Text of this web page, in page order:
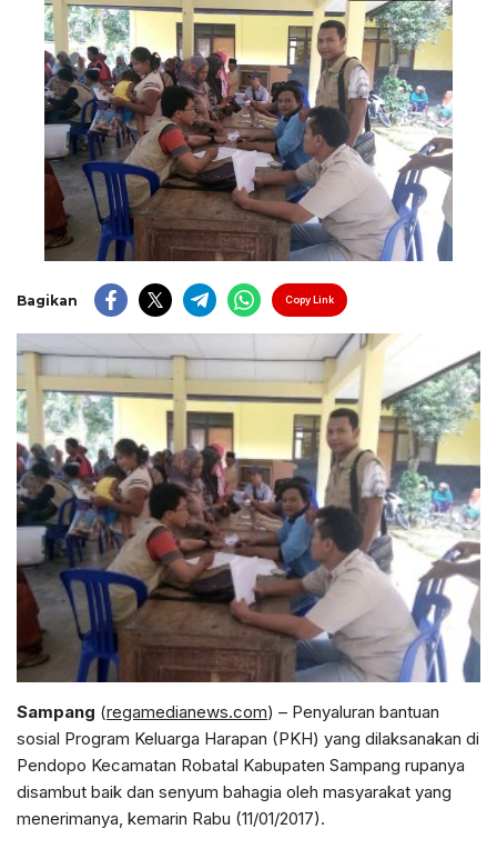
Bagikan Copy Link
Sampang (regamedianews.com) – Penyaluran bantuan
sosial Program Keluarga Harapan (PKH) yang dilaksanakan di
Pendopo Kecamatan Robatal Kabupaten Sampang rupanya
disambut baik dan senyum bahagia oleh masyarakat yang
menerimanya, kemarin Rabu (11/01/2017).